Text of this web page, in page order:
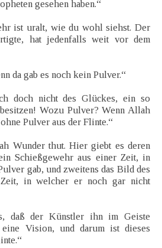
gesehen haben.“
ist uralt, wie du wohl siehst. Der
hat jedenfalls weit vor dem
da gab es noch kein Pulver.“
doch nicht des Glückes, ein so
Wozu Pulver? Wenn Allah
Pulver aus der Flinte.“
Wunder thut. Hier giebt es deren
Schießgewehr aus einer Zeit, in
gab, und zweitens das Bild des
in welcher er noch gar nicht
daß der Künstler ihn im Geiste
Vision, und darum ist dieses